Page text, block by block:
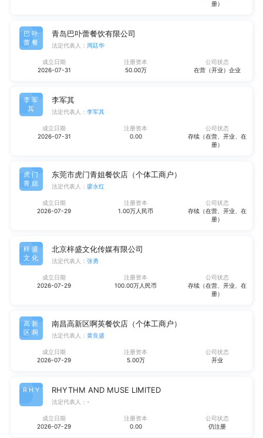
册）
巴卟
蕾餐
青岛巴卟蕾餐饮有限公司
法定代表人： 周廷华
成立日期
2026-07-31
注册资本
50.00万
公司状态
在营（开业）企业
李军
其
李军其
法定代表人： 李军其
成立日期
2026-07-31
注册资本
0.00
公司状态
存续（在营、开业、在
册）
虎门
青姐
东莞市虎门青姐餐饮店（个体工商户）
法定代表人： 廖永红
成立日期
2026-07-29
注册资本
1.00万人民币
公司状态
存续（在营、开业、在
册）
梓盛
文化
北京梓盛文化传媒有限公司
法定代表人： 张勇
成立日期
2026-07-29
注册资本
100.00万人民币
公司状态
存续（在营、开业、在
册）
高新
区啊
南昌高新区啊英餐饮店（个体工商户）
法定代表人： 黄良盛
成立日期
2026-07-29
注册资本
5.00万
公司状态
开业
RHYT RHYTHM AND MUSE LIMITED
法定代表人： -
成立日期
2026-07-29
注册资本
0.00
公司状态
仍注册